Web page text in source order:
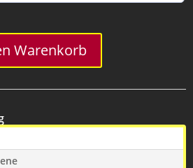
Warenkorb